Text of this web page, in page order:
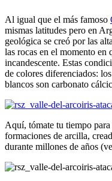
Al igual que el más famoso
mismas latitudes pero en
geológica se creó por las
las rocas en el momento en
incandescente. Estas
de colores diferenciados:
blancos son carbonato
Aquí, tómate tu tiempo
formaciones de arcilla,
durante millones de años